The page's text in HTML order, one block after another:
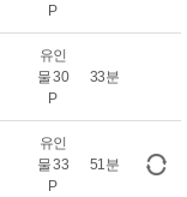
P
유인
물 30
P
33분
유인
물 33
P
51분